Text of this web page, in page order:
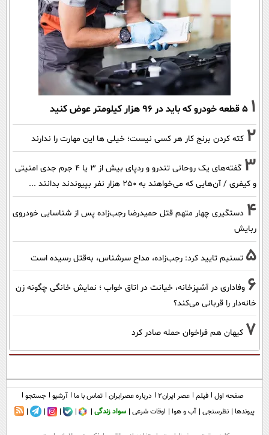
1 ۵ قطعه خودرو که باید در ۹۶ هزار کیلومتر عوض کنید
2 کته کردن برنج کار هر کسی نیست؛ خیلی ها این مهارت را ندارند
3
گفته‌های یک روحانی تندرو و ردپای بیش از ۳ یا ۴ جرم جدی امنیتی
و کیفری / آن‌هایی که می‌خواهند به ۲۵۰ هزار نفر بپیوندند بدانند ...
4 دستگیری چهار متهم قتل حمیدرضا رجب‌زاده پس از شناسایی خودروی
ربایش
5 تسنیم تایید کرد: رجب‌زاده، مداح سرشناس، به‌قتل رسیده است
6 وفاداری در آشپزخانه، خیانت در اتاق خواب ؛ نمایش خانگی چگونه زن
خانه‌دار را قربانی می‌کند؟
7 کیهان هم فراخوان حمله صادر کرد
صفحه اول فیلم عصر ایران۲ درباره عصرایران تماس با ما آرشیو جستجو
پیوندها نظرسنجی آب و هوا اوقات شرعی سواد زندگی